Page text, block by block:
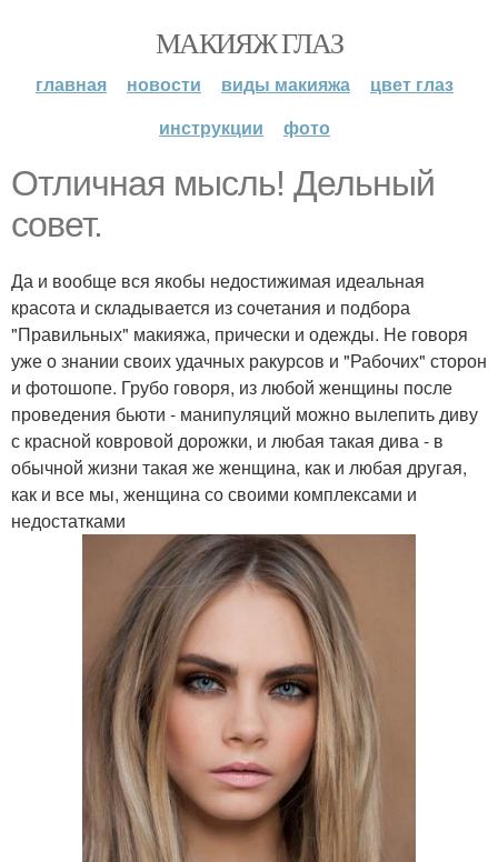
МАКИЯЖ ГЛАЗ
главная новости виды макияжа
цвет глаз
инструкции
фото
Отличная мысль! Дельный
совет.
Да и вообще вся якобы недостижимая идеальная
красота и складывается из сочетания и подбора
"Правильных" макияжа, прически и одежды. Не говоря
уже о знании своих удачных ракурсов и "Рабочих" сторон
и фотошопе. Грубо говоря, из любой женщины после
проведения бьюти - манипуляций можно вылепить диву
с красной ковровой дорожки, и любая такая дива - в
обычной жизни такая же женщина, как и любая другая,
как и все мы, женщина со своими комплексами и
недостатками